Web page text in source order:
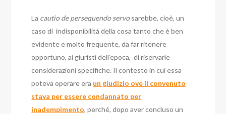
La cautio de persequendo servosarebbe, cioè, un
caso di indisponibilità della cosa tanto che è ben
evidente e molto frequente, da far ritenere
opportuno, ai giuristi dell’epoca, di riservarle
considerazioni specifiche. Il contesto in cui essa
poteva operare era un giudizio ove il convenuto
stava per essere condannato per
inadempimento, perché, dopo aver concluso un